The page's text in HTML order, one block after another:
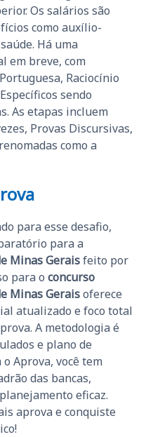
Os salários são
como auxílio-
Há uma
em breve, com
Raciocínio
sendo
As etapas incluem
Provas Discursivas,
como a
para esse desafio,
para a
Minas Geraisfeito por
para o concurso
Minas Geraisoferece
atualizado e foco total
A metodologia é
e plano de
Aprova, você tem
das bancas,
eficaz.
aprova e conquiste